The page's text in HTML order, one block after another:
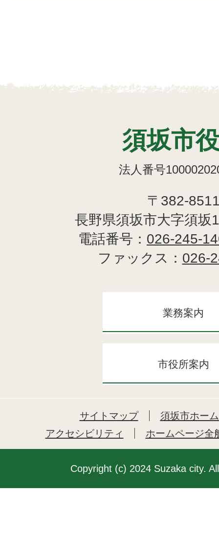
須坂市
法人番号
〒382-
長野県須坂市大字須坂
電話番号： 026-245-
ファックス： 026-
業務案内
市役所案内
サイトマップ
須坂市ホー
アクセシビリティ
ホームページ全
Copyright (c) 2024 Suzaka city.